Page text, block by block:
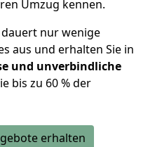
Umzug kennen.
nur wenige
aus und erhalten Sie in
und unverbindliche
bis zu 60 % der
erhalten